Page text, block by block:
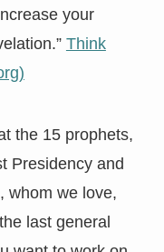
your
Think
the 15 prophets,
Presidency and
whom we love,
last general